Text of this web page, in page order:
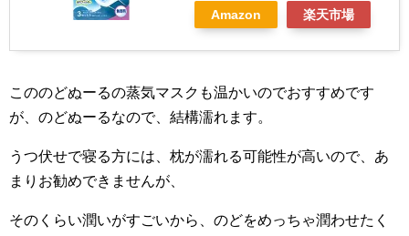
Amazon 楽天市場
こののどぬーるの蒸気マスクも温かいのでおすすめです
が、のどぬーるなので、結構濡れます。
うつ伏せで寝る方には、枕が濡れる可能性が高いので、あ
まりお勧めできませんが、
そのくらい潤いがすごいから、のどをめっちゃ潤わせたく